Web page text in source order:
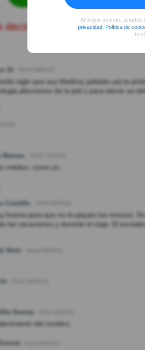
Sr
siglo que soy Medico( jubilado ya),la
de la piel y para elevar as
Barrau
médico, como yo.
Castillo
buena para que no te piquen los moscos.
las vacaciones y durante el viaje. El
Soto
Garcia
del cerebro,
Al seguir usando, aceptas
privacidad, Política de
tu